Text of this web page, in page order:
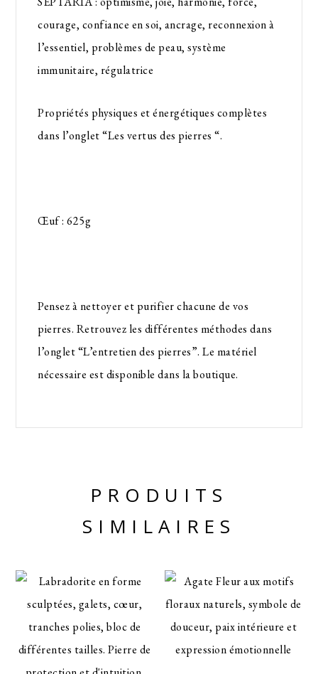
courage, confiance en soi, ancrage, reconnexion à
l’essentiel, problèmes de peau, système
immunitaire, régulatrice
Propriétés physiques et énergétiques complètes
dans l’onglet “Les vertus des pierres “.
Œuf : 625g
Pensez à nettoyer et purifier chacune de vos
pierres. Retrouvez les différentes méthodes dans
l’onglet “L’entretien des pierres”. Le matériel
nécessaire est disponible dans la boutique.
PRODUITS
SIMILAIRES